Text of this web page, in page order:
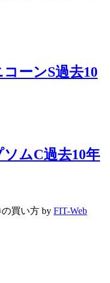
ーンS過去10
ムC過去10年
の買い方 by FIT-Web